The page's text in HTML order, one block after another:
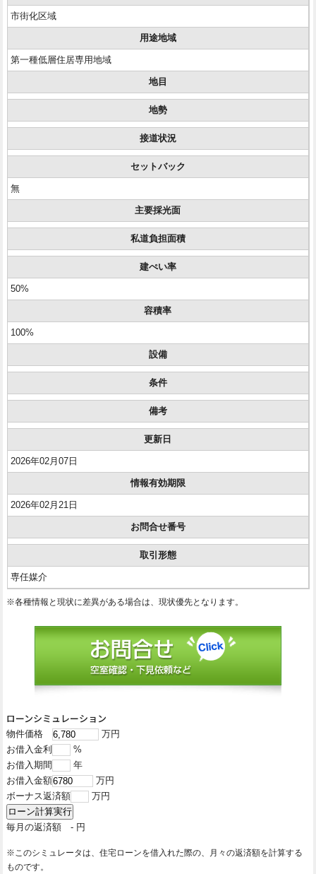
市街化区域
用途地域
第一種低層住居専用地域
地目
地勢
接道状況
セットバック
無
主要採光面
私道負担面積
建ぺい率
50%
容積率
100%
設備
条件
備考
更新日
2026年02月07日
情報有効期限
2026年02月21日
お問合せ番号
取引形態
専任媒介
※各種情報と現状に差異がある場合は、現状優先となります。
ローンシミュレーション
物件価格
万円
お借入金利
%
お借入期間
年
お借入金額
万円
ボーナス返済額
万円
毎月の返済額- 円
※このシミュレータは、住宅ローンを借入れた際の、月々の返済額を計算する
ものです。